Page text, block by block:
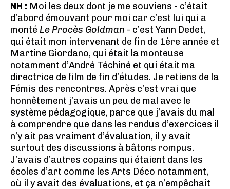
NH : Moi les deux dont je me souviens - c’était
d’abord émouvant pour moi car c’est lui qui a
monté Le Procès Goldman - c’est Yann Dedet,
qui était mon intervenant de fin de 1ère année et
Martine Giordano, qui était la monteuse
notamment d’André Téchiné et qui était ma
directrice de film de fin d’études. Je retiens de la
Fémis des rencontres. Après c’est vrai que
honnêtement j’avais un peu de mal avec le
système pédagogique, parce que j’avais du mal
à comprendre que dans les rendus d’exercices il
n’y ait pas vraiment d’évaluation, il y avait
surtout des discussions à bâtons rompus.
J’avais d’autres copains qui étaient dans les
écoles d’art comme les Arts Déco notamment,
où il y avait des évaluations, et ça n’empêchait